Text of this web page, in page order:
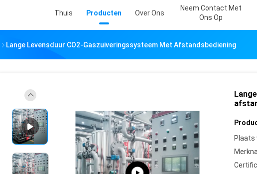
Thuis Producten Over Ons
Neem Contact Met
Ons Op
Lange Levensduur CO2-Gaszuiveringssysteem Met Afstandsbediening
Plaats